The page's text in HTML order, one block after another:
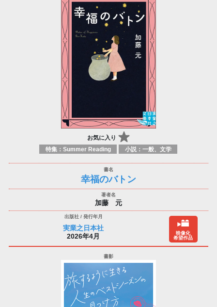
お気に入り
特集：Summer Reading 小説：一般、文学
幸福のバトン
加藤 元
実業之日本社
2026年4月
映像化
希望作品